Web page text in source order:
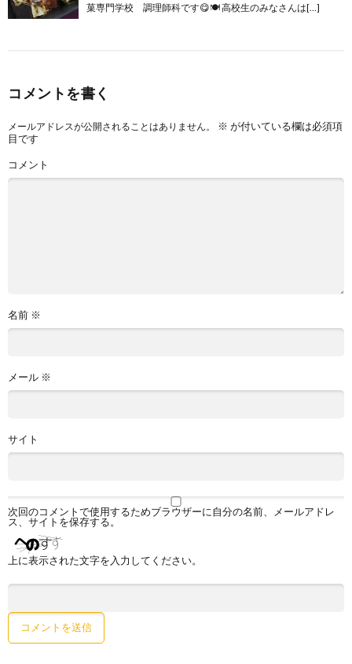
菓専門学校 調理師科です😋🍽 高校生のみなさんは[…]
コメントを書く
メールアドレスが公開されることはありません。 ※ が付いている欄は必須項
目です
コメント
名前 ※
メール ※
サイト
次回のコメントで使用するためブラウザーに自分の名前、メールアドレ
ス、サイトを保存する。
上に表示された文字を入力してください。